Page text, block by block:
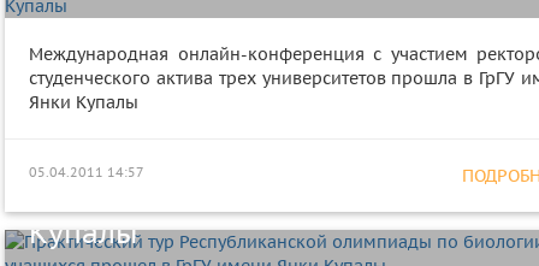
Международная онлайн-конференция с участием
студенческого актива трех университетов прошла в ГрГУ
Янки Купалы
05.04.2011 14:57
Практический тур
учащихся прошел в ГрГУ имени
Купалы